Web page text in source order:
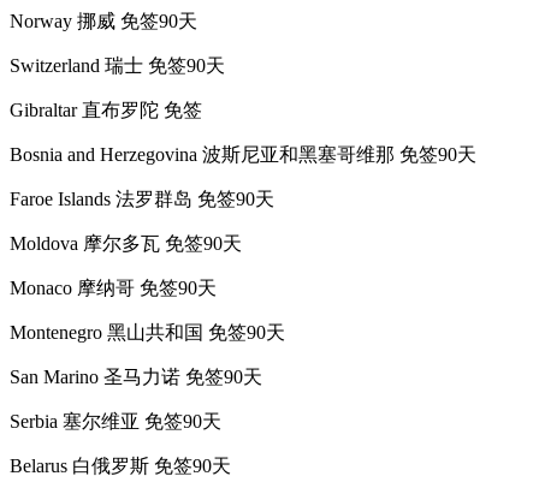
Norway 挪威 免签90天
Switzerland 瑞士 免签90天
Gibraltar 直布罗陀 免签
Bosnia and Herzegovina 波斯尼亚和黑塞哥维那 免签90天
Faroe Islands 法罗群岛 免签90天
Moldova 摩尔多瓦 免签90天
Monaco 摩纳哥 免签90天
Montenegro 黑山共和国 免签90天
San Marino 圣马力诺 免签90天
Serbia 塞尔维亚 免签90天
Belarus 白俄罗斯 免签90天